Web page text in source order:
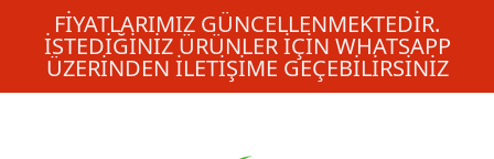
FIYATLARIMIZ GÜNCELLENMEKTEDIR.
İSTEDIĞINIZ ÜRÜNLER IÇIN WHATSAPP
ÜZERINDEN ILETIŞIME GEÇEBILIRSINIZ